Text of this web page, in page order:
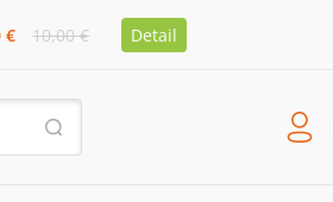
€ 10,00 € Detail